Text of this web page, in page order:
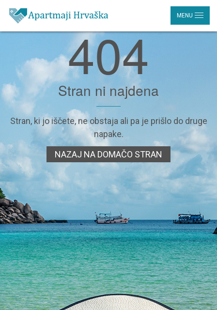
MENU
404
Stran ni najdena
Stran, ki jo iščete, ne obstaja ali pa je prišlo do druge
napake.
NAZAJ NA DOMAČO STRAN